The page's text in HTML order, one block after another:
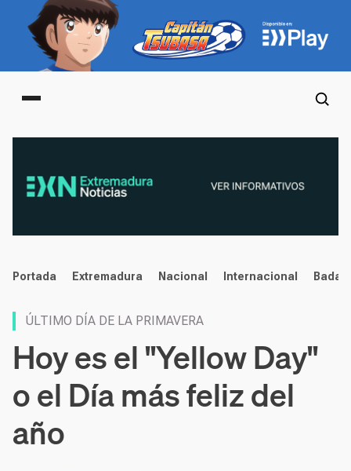
Main menu
noticias
Portada Extremadura Nacional Internacional
ÚLTIMO DÍA DE LA PRIMAVERA
Hoy es el "Yellow Day"
o el Día más feliz del
año